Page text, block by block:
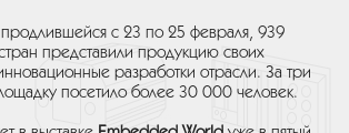
продлившейся с 23 по 25 февраля, 939
представили продукцию своих
разработки отрасли. За три
посетило более 30 000 человек.